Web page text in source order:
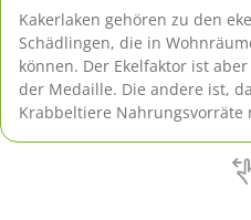
Kakerlaken gehören zu den
Schädlingen, die in
können. Der Ekelfaktor ist
der Medaille. Die andere ist,
Krabbeltiere Nahrungsvorräte
es unerlässlich, den Insekten
anzusagen. Lassen Sich